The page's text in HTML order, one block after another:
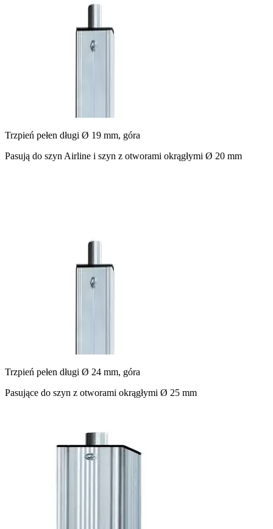
Trzpień pełen długi Ø 19 mm, góra
Pasują do szyn Airline i szyn z otworami okrągłymi Ø 20 mm
Trzpień pełen długi Ø 24 mm, góra
Pasujące do szyn z otworami okrągłymi Ø 25 mm